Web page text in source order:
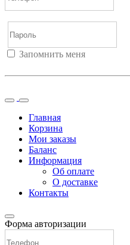
Запомнить меня
Главная
Корзина
Мои заказы
Баланс
Информация
Об оплате
О доставке
Контакты
Форма авторизации